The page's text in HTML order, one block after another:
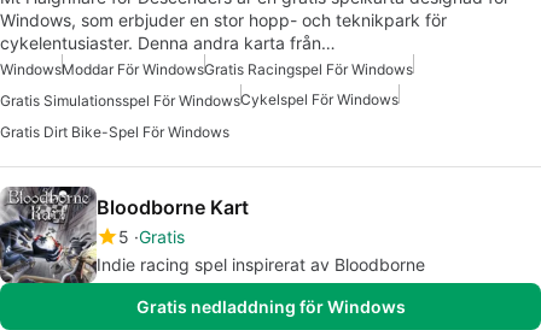
Windows, som erbjuder en stor hopp- och teknikpark för
cykelentusiaster. Denna andra karta från…
WindowsModdar För WindowsGratis Racingspel För Windows
Gratis Simulationsspel För WindowsCykelspel För Windows
Gratis Dirt Bike-Spel För Windows
Bloodborne Kart
5 Gratis
Indie racing spel inspirerat av Bloodborne
Gratis nedladdning för Windows